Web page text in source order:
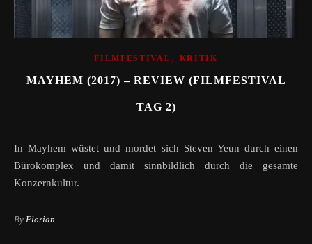
FILMFESTIVAL , KRITIK
MAYHEM (2017) – REVIEW (FILMFESTIVAL
TAG 2)
In Mayhem wüstet und mordet sich Steven Yeun durch einen
Bürokomplex und damit sinnbildlich durch die gesamte
Konzernkultur.
By Florian